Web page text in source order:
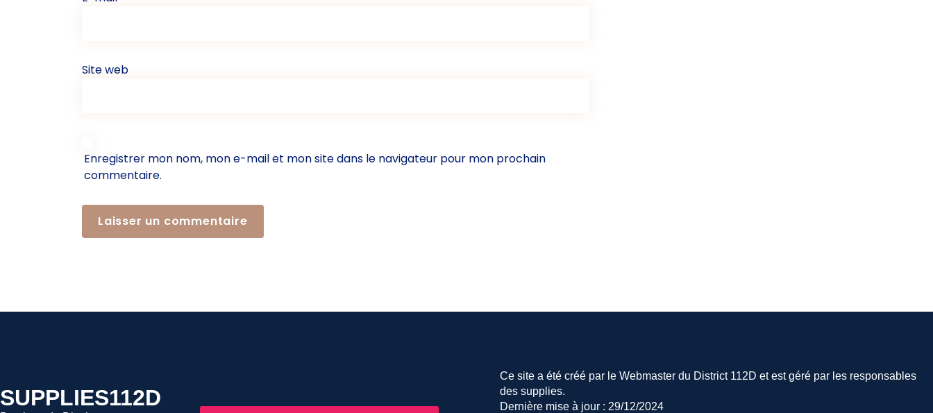
Site web
Enregistrer mon nom, mon e-mail et mon site dans le navigateur pour mon prochain
commentaire.
SUPPLIES112D
Ce site a été créé par le Webmaster du District 112D et est géré par les responsables
des supplies.
Dernière mise à jour : 29/12/2024